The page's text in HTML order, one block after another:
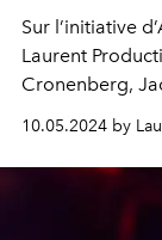
Sur l’initiative
Laurent
Cronenberg,
le même
Entertainment
partenariat
parallèle, le
toujours avec
10.05.2024 by